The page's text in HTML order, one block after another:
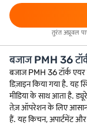
तुरंत अप्रूवल
बजाज PMH 36
बजाज PMH 36 टॉर्क
डिज़ाइन किया गया है.
मीडिया के साथ आता है.
तेज़ ऑपरेशन के लिए आसान
हैं. यह किचन, अपार्टमेंट